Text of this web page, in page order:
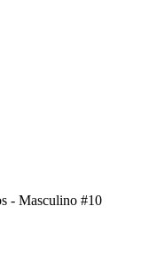
- Masculino #10